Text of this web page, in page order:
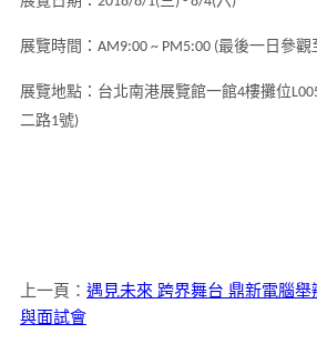
展覽時間： AM9:00 ~ PM5:00 (最後一日參觀
展覽地點：台北南港展覽館一館4樓攤位
二路1號)
上一頁： 遇見未來 跨界舞台 鼎新電腦
與面試會